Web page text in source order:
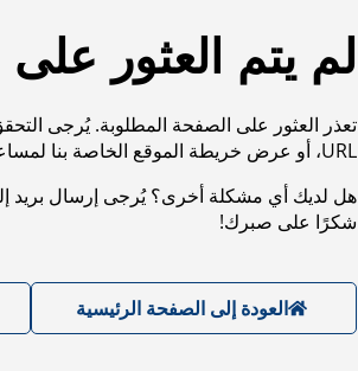
لم يتم العثور
تعذر العثور على الصفحة المطلوبة. يُرجى
URL، أو عرض خريطة الموقع الخاصة بنا لمساعدتك في العثور على ما تريد.
هل لديك أي مشكلة أخرى؟ يُرجى إرسال بريد
شكرًا على صبرك!
العودة إلى الصفحة الرئيسية